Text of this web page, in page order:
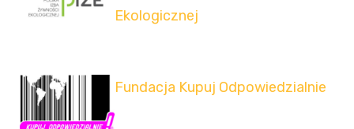
Ekologicznej
Fundacja Kupuj Odpowiedzialnie